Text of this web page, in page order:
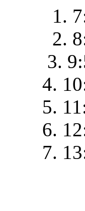
1.
2.
3.
4.
5.
6.
7.